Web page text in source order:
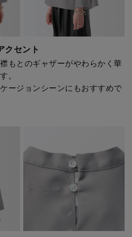
クセント
もとのギャザーがやわらかく華
。
ージョンシーンにもおすすめで